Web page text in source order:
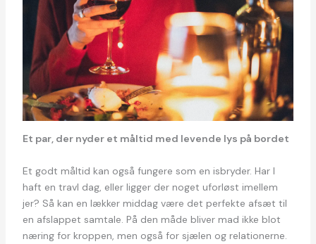
Et par, der nyder et måltid med levende lys på bordet
Et godt måltid kan også fungere som en isbryder. Har I
haft en travl dag, eller ligger der noget uforløst imellem
jer? Så kan en lækker middag være det perfekte afsæt til
en afslappet samtale. På den måde bliver mad ikke blot
næring for kroppen, men også for sjælen og relationerne.